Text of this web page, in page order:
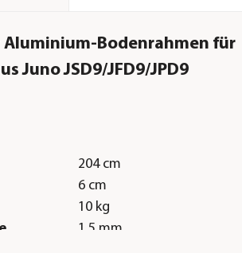
Aluminium-Bodenrahmen für
Juno JSD9/JFD9/JPD9
204 cm
6 cm
10 kg
1,5 mm